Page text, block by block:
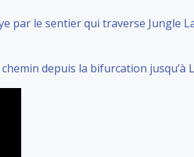
par le sentier qui traverse Jungle
depuis la bifurcation jusqu’à